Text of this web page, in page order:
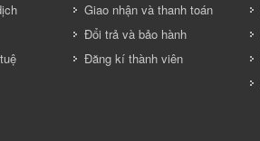
Giao nhận và thanh toán
Đổi trả và bảo hành
Đăng kí thành viên